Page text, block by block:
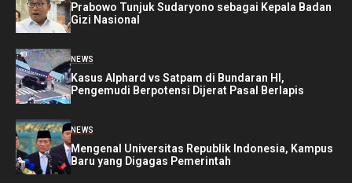
Prabowo Tunjuk Sudaryono sebagai Kepala Badan
Gizi Nasional
NEWS
Kasus Alphard vs Satpam di Bundaran HI,
Pengemudi Berpotensi Dijerat Pasal Berlapis
NEWS
Mengenal Universitas Republik Indonesia, Kampus
Baru yang Digagas Pemerintah